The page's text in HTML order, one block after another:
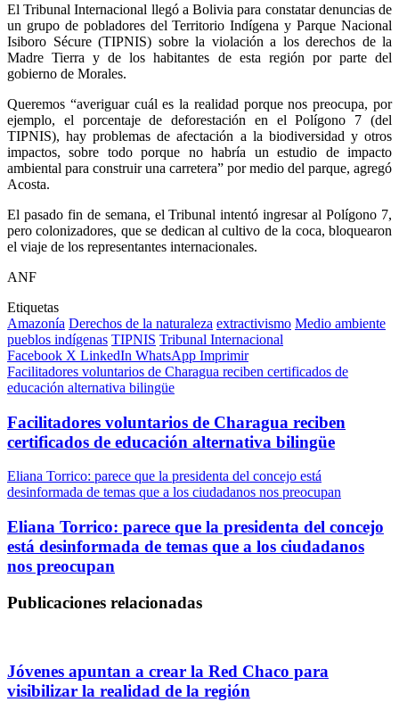
El Tribunal Internacional llegó a Bolivia para constatar denuncias de
un grupo de pobladores del Territorio Indígena y Parque Nacional
Isiboro Sécure (TIPNIS) sobre la violación a los derechos de la
Madre Tierra y de los habitantes de esta región por parte del
gobierno de Morales.
Queremos “averiguar cuál es la realidad porque nos preocupa, por
ejemplo, el porcentaje de deforestación en el Polígono 7 (del
TIPNIS), hay problemas de afectación a la biodiversidad y otros
impactos, sobre todo porque no habría un estudio de impacto
ambiental para construir una carretera” por medio del parque, agregó
Acosta.
El pasado fin de semana, el Tribunal intentó ingresar al Polígono 7,
pero colonizadores, que se dedican al cultivo de la coca, bloquearon
el viaje de los representantes internacionales.
ANF
Etiquetas
Amazonía Derechos de la naturaleza extractivismo Medio ambiente
pueblos indígenas TIPNIS Tribunal Internacional
Facebook X LinkedIn WhatsApp Imprimir
Facilitadores voluntarios de Charagua reciben certificados de
educación alternativa bilingüe
Facilitadores voluntarios de Charagua reciben
certificados de educación alternativa bilingüe
Eliana Torrico: parece que la presidenta del concejo está
desinformada de temas que a los ciudadanos nos preocupan
Eliana Torrico: parece que la presidenta del concejo
está desinformada de temas que a los ciudadanos
nos preocupan
Publicaciones relacionadas
Jóvenes apuntan a crear la Red Chaco para
visibilizar la realidad de la región